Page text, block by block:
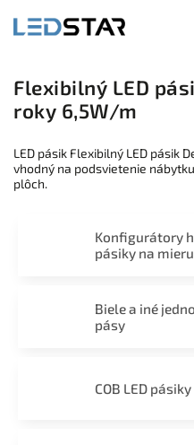
Flexibilný LED
roky 6,5W/m
LED pásik Flexibilný LED pásik
vhodný na podsvietenie
plôch.
Konfigurátory
pásiky na mieru
Biele a iné
pásy
COB LED